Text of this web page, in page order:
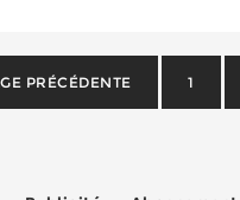
PRÉCÉDENTE 1